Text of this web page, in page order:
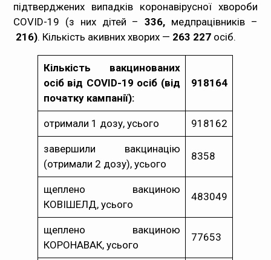
Медпрацівникам
Статистика
Документи
Контакти
Карта сайта
підтверджених випадків коронавірусної хвороби
COVID-19 (з них дітей –336, медпрацівників –
216). Кількість акивних хворих — 263 227 осіб.
Кількість вакцинованих
осіб від COVID-19 осіб (від
початку кампанії):
918164
отримали 1 дозу, усього 918162
завершили вакцинацію
(отримали 2 дозу), усього
8358
щеплено вакциною
КОВІШЕЛД, усього
483049
щеплено вакциною
КОРОНАВАК, усього
77653